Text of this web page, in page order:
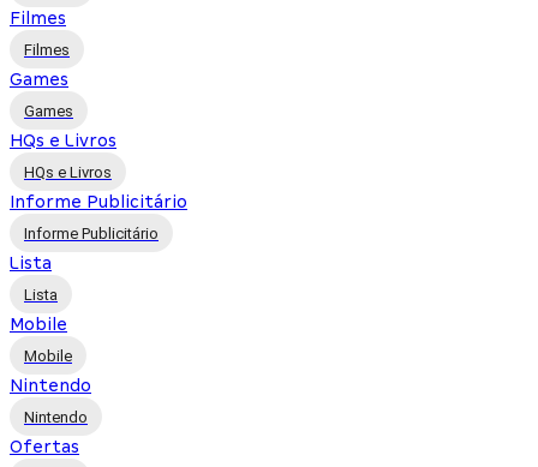
Filmes
Filmes
Games
Games
HQs e Livros
HQs e Livros
Informe Publicitário
Informe Publicitário
Lista
Lista
Mobile
Mobile
Nintendo
Nintendo
Ofertas